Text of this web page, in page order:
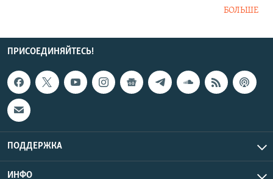
БОЛЬШЕ
ПРИСОЕДИНЯЙТЕСЬ!
ПОДДЕРЖКА
ИНФО